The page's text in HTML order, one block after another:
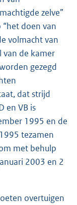
zelve”
doen van
volmacht van
van de kamer
gezegd
dat strijd
en VB is
1995 en de
tezamen
met behulp
2003 en 2
overtuigen